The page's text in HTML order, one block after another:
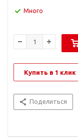
Много
Купить в 1 клик
Поделиться